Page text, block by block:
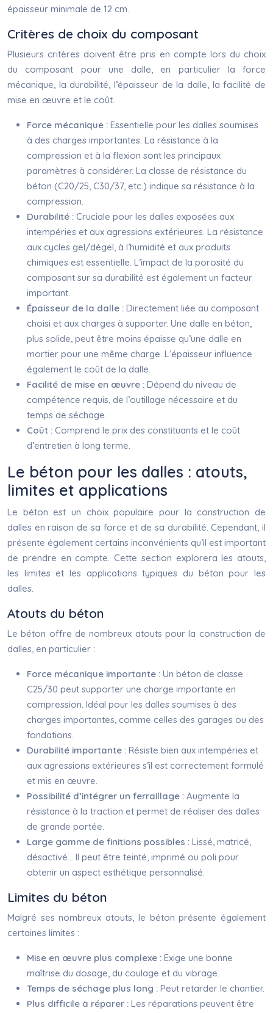
épaisseur minimale de 12 cm.
Critères de choix du composant
Plusieurs critères doivent être pris en compte lors du choix
du composant pour une dalle, en particulier la force
mécanique, la durabilité, l’épaisseur de la dalle, la facilité de
mise en œuvre et le coût.
Force mécanique : Essentielle pour les dalles soumises
à des charges importantes. La résistance à la
compression et à la flexion sont les principaux
paramètres à considérer. La classe de résistance du
béton (C20/25, C30/37, etc.) indique sa résistance à la
compression.
Durabilité : Cruciale pour les dalles exposées aux
intempéries et aux agressions extérieures. La résistance
aux cycles gel/dégel, à l’humidité et aux produits
chimiques est essentielle. L’impact de la porosité du
composant sur sa durabilité est également un facteur
important.
Épaisseur de la dalle : Directement liée au composant
choisi et aux charges à supporter. Une dalle en béton,
plus solide, peut être moins épaisse qu’une dalle en
mortier pour une même charge. L’épaisseur influence
également le coût de la dalle.
Facilité de mise en œuvre : Dépend du niveau de
compétence requis, de l’outillage nécessaire et du
temps de séchage.
Coût : Comprend le prix des constituants et le coût
d’entretien à long terme.
Le béton pour les dalles : atouts,
limites et applications
Le béton est un choix populaire pour la construction de
dalles en raison de sa force et de sa durabilité. Cependant, il
présente également certains inconvénients qu’il est important
de prendre en compte. Cette section explorera les atouts,
les limites et les applications typiques du béton pour les
dalles.
Atouts du béton
Le béton offre de nombreux atouts pour la construction de
dalles, en particulier :
Force mécanique importante : Un béton de classe
C25/30 peut supporter une charge importante en
compression. Idéal pour les dalles soumises à des
charges importantes, comme celles des garages ou des
fondations.
Durabilité importante : Résiste bien aux intempéries et
aux agressions extérieures s’il est correctement formulé
et mis en œuvre.
Possibilité d’intégrer un ferraillage : Augmente la
résistance à la traction et permet de réaliser des dalles
de grande portée.
Large gamme de finitions possibles : Lissé, matricé,
désactivé… Il peut être teinté, imprimé ou poli pour
obtenir un aspect esthétique personnalisé.
Limites du béton
Malgré ses nombreux atouts, le béton présente également
certaines limites :
Mise en œuvre plus complexe : Exige une bonne
maîtrise du dosage, du coulage et du vibrage.
Temps de séchage plus long : Peut retarder le chantier.
Plus difficile à réparer : Les réparations peuvent être